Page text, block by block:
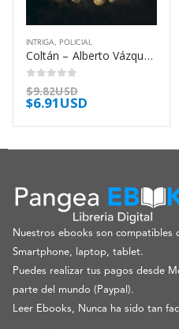
INTRIGA, POLICIAL
Coltán – Alberto Vázquez-Figueroa
0out of 5
$9.82USD
$6.91USD
Nuestros ebooks son compatibles
Smartphone, laptop, tablet.
Puedes realizar tus pagos desde
parte del mundo (Paypal).
Leer Ebooks, Nunca ha sido tan